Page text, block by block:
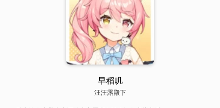
早稻叽
汪汪露殿下